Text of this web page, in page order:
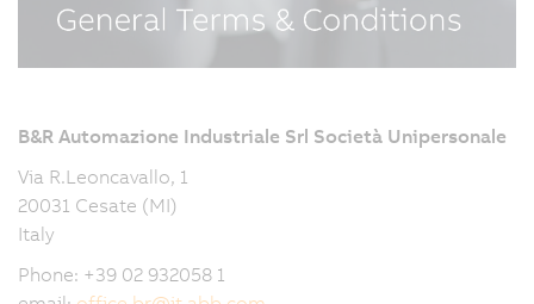
B&R Automazione Industriale Srl Società Unipersonale
Via R.Leoncavallo, 1
20031 Cesate (MI)
Italy
Phone: +39 02 932058 1